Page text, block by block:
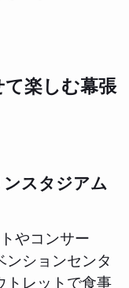
楽しむ幕張
スタジアム
やコンサー
ンションセンタ
トレットで食事